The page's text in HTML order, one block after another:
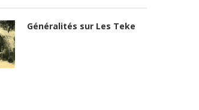
Généralités sur Les Teke